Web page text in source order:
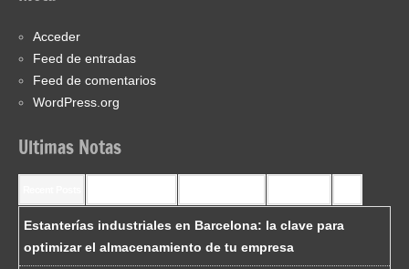
Acceder
Feed de entradas
Feed de comentarios
WordPress.org
Ultimas Notas
Estanterías industriales en Barcelona: la clave para
optimizar el almacenamiento de tu empresa